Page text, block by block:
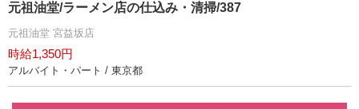
元祖油堂/ラーメン店の仕込み・清掃/387
元祖油堂 宮益坂店
時給1,350円
アルバイト・パート / 東京都